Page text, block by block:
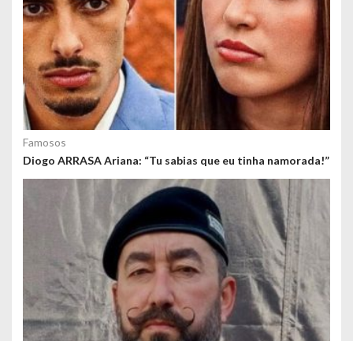
Famosos
Diogo ARRASA Ariana: “Tu sabias que eu tinha namorada!”